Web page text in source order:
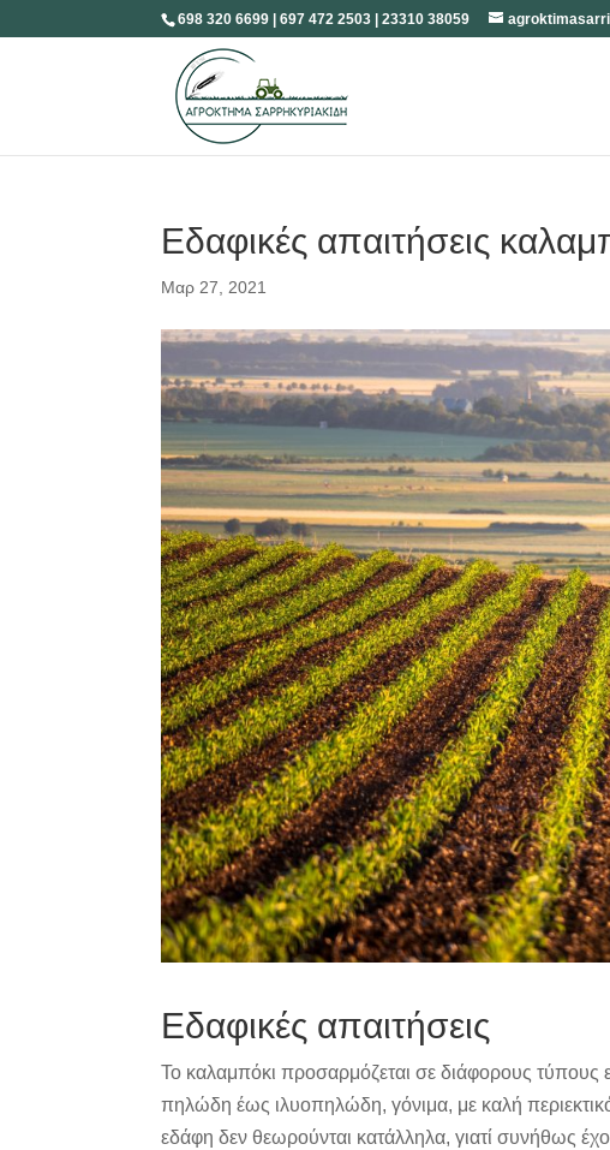
698 320 6699 | 697 472 2503 | 23310 38059
Εδαφικές απαιτήσεις
Μαρ 27, 2021
Εδαφικές απαιτήσεις
Το καλαμπόκι προσαρμόζεται σε διάφορους
πηλώδη έως ιλυοπηλώδη, γόνιμα, με καλή
εδάφη δεν θεωρούνται κατάλληλα, γιατί συνήθως